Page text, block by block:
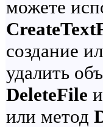
можете
создание
удалить
DeleteFile
или метод